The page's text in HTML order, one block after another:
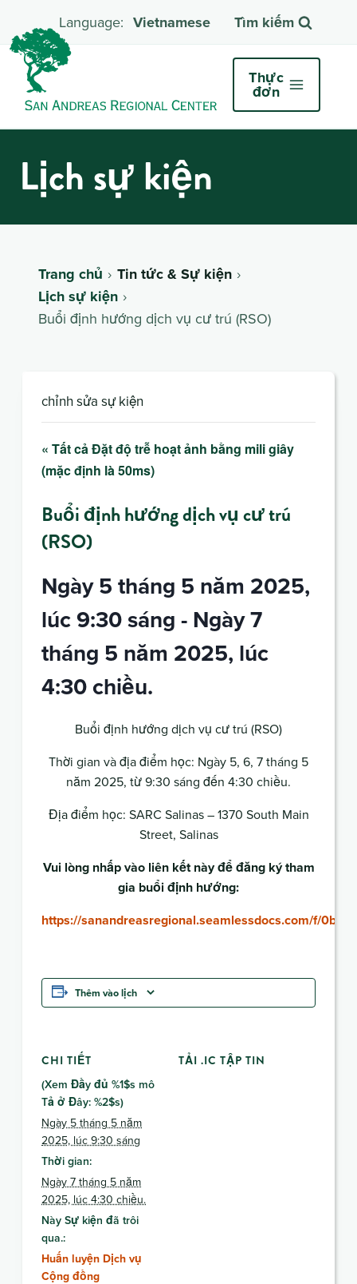
Vietnamese Tìm kiếm
Thực
đơn
Lịch sự kiện
Trang chủ
Tin tức & Sự kiện
Lịch sự kiện
Buổi định hướng dịch vụ cư trú (RSO)
chỉnh sửa sự kiện
« Tất cả Đặt độ trễ hoạt ảnh bằng mili giây
(mặc định là 50ms)
Buổi định hướng dịch vụ cư trú
(RSO)
Ngày 5 tháng 5 năm 2025,
lúc 9:30 sáng - Ngày 7
tháng 5 năm 2025, lúc
4:30 chiều.
Buổi định hướng dịch vụ cư trú (RSO)
Thời gian và địa điểm học: Ngày 5, 6, 7 tháng 5
năm 2025, từ 9:30 sáng đến 4:30 chiều.
Địa điểm học: SARC Salinas – 1370 South Main
Street, Salinas
Vui lòng nhấp vào liên kết này để đăng ký tham
gia buổi định hướng:
https://sanandreasregional.seamlessdocs.com/f/
Thêm vào lịch
CHI TIẾT
(Xem Đầy đủ %1$s mô
Tả ở Đây: %2$s)
Ngày 5 tháng 5 năm
2025, lúc 9:30 sáng
Thời gian:
Ngày 7 tháng 5 năm
2025, lúc 4:30 chiều.
Này Sự kiện đã trôi
qua.:
Huấn luyện Dịch vụ
Cộng đồng
TẢI .IC TẬP TIN